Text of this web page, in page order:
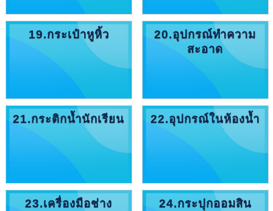
19.กระเป๋าหูหิ้ว
20.อุปกรณ์ทำความ
สะอาด
21.กระติกน้ำนักเรียน 22.อุปกรณ์ในห้องน้ำ
23.เครื่องมือช่าง
24.กระปุกออมสิน